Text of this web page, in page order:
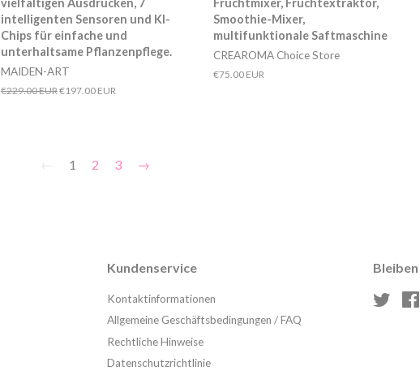
vielfältigen Ausdrücken, 7
intelligenten Sensoren und KI-
Chips für einfache und
unterhaltsame Pflanzenpflege.
MAIDEN-ART
Normaler
€229.00 EURSonderpreis
€197.00 EUR
Fruchtmixer, Fruchtextraktor,
Smoothie-Mixer,
multifunktionale Saftmaschine
CREAROMA Choice Store
Normaler
€75.00 EUR
← 1 2 3 →
Kundenservice
Kontaktinformationen
Allgemeine Geschäftsbedingungen / FAQ
Rechtliche Hinweise
Datenschutzrichtlinie